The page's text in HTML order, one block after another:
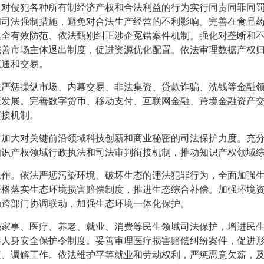
侵犯各种所有制经济产权和合法利益的行为实行同责同罪同
法强制措施，避免对合法生产经营的不利影响。完善在食品
有效防范、依法甄别纠正涉企冤错案件机制。强化对垄断和
市场主体退出制度，促进资源优化配置。依法审理数据产权
和交易。
惩操纵市场、内幕交易、非法集资、贷款诈骗、洗钱等金融
展。完善数字货币、移动支付、互联网金融、跨境金融资产
机制。
大对关键前沿领域科技创新和商业秘密的司法保护力度。充
产权领域行政执法和司法审判衔接机制，推动知识产权领域
。依法严惩污染环境、破坏生态的违法犯罪行为，全面加强
落实生态环境损害赔偿制度，推进生态综合补偿。加强环境
部门协调联动，加强生态环境一体化保护。
事、医疗、养老、就业、消费等民生领域司法保护，增进民
身安全保护令制度。妥善审理医疗损害赔偿纠纷案件，促进
调解工作。依法维护平等就业和劳动权利，严惩恶意欠薪，